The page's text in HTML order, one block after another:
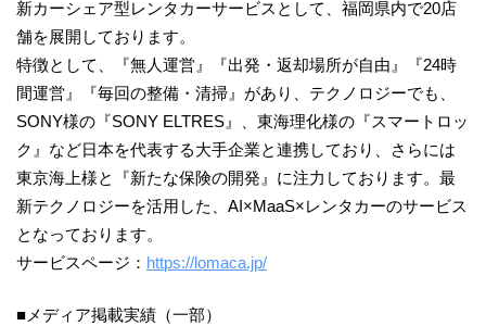
新カーシェア型レンタカーサービスとして、福岡県内で20店
舗を展開しております。
特徴として、『無人運営』『出発・返却場所が自由』『24時
間運営』『毎回の整備・清掃』があり、テクノロジーでも、
SONY様の『SONY ELTRES』、東海理化様の『スマートロッ
ク』など日本を代表する大手企業と連携しており、さらには
東京海上様と『新たな保険の開発』に注力しております。最
新テクノロジーを活用した、AI×MaaS×レンタカーのサービス
となっております。
サービスページ： https://lomaca.jp/
■メディア掲載実績（一部）